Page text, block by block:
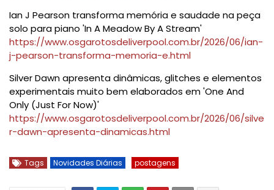
Ian J Pearson transforma memória e saudade na peça
solo para piano 'In A Meadow By A Stream'
https://www.osgarotosdeliverpool.com.br/2026/06/ian-
j-pearson-transforma-memoria-e.html
Silver Dawn apresenta dinâmicas, glitches e elementos
experimentais muito bem elaborados em 'One And
Only (Just For Now)'
https://www.osgarotosdeliverpool.com.br/2026/06/silve
r-dawn-apresenta-dinamicas.html
Tags Novidades Diárias postagens